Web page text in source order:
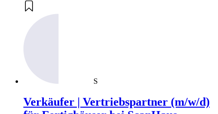
S
Verkäufer | Vertriebspartner (m/w/d)